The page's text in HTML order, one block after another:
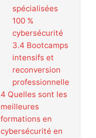
spécialisées
100 %
cybersécurité
3.4 Bootcamps
intensifs et
reconversion
professionnelle
4 Quelles sont les
meilleures
formations en
cybersécurité en